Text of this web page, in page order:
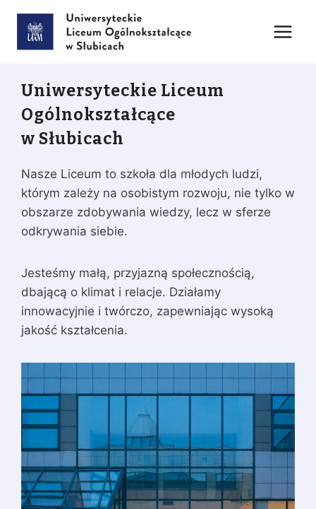
treści
Uniwersyteckie Liceum
Ogólnokształcące
w Słubicach
Nasze Liceum to szkoła dla młodych ludzi,
którym zależy na osobistym rozwoju, nie tylko w
obszarze zdobywania wiedzy, lecz w sferze
odkrywania siebie.
Jesteśmy małą, przyjazną społecznością,
dbającą o klimat i relacje. Działamy
innowacyjnie i twórczo, zapewniając wysoką
jakość kształcenia.